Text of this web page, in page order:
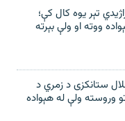
تېر یوه کال کې؛
ووته او ولې بېرته
ستانکزی د زمري د
وروسته ولې له هېواده